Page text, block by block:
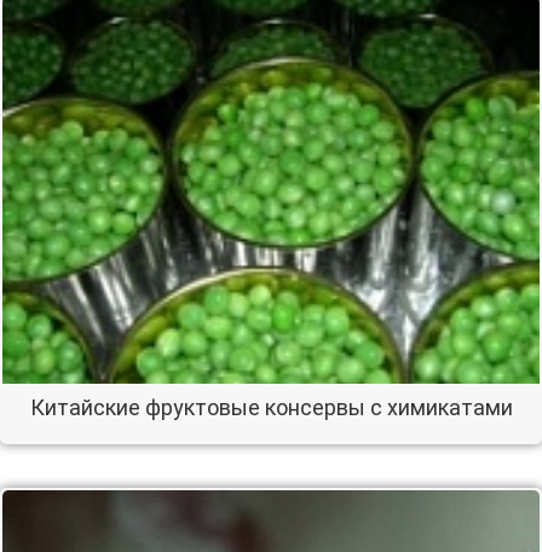
Китайские фруктовые консервы с химикатами